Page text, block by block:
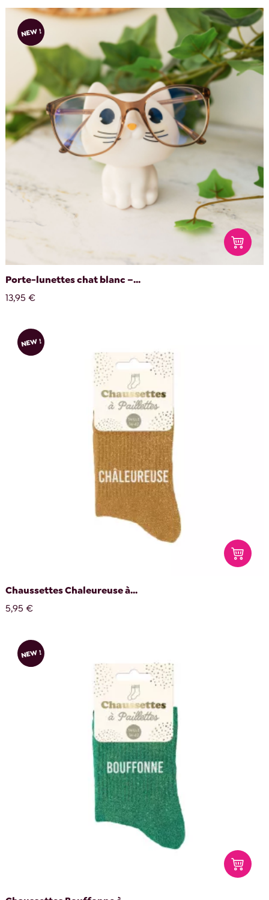
NEW !
Porte-lunettes chat blanc –...
13,95 €
NEW !
Chaussettes Chaleureuse à...
5,95 €
NEW !